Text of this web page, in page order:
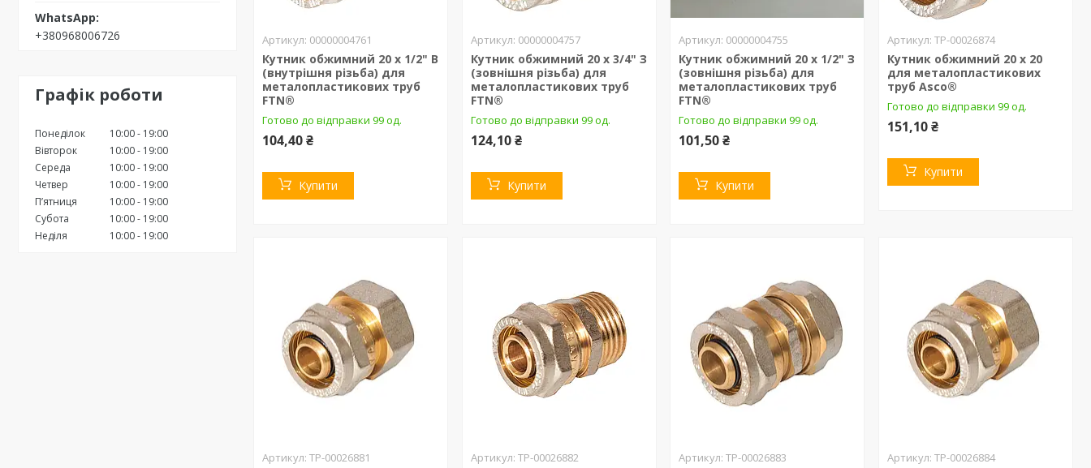
+380968006726
Графік роботи
Понеділок 10:00
19:00
Вівторок
10:00
19:00
Середа
10:00
19:00
Четвер
10:00
19:00
Пʼятниця
10:00
19:00
Субота
10:00
19:00
Неділя
10:00 19:00
00000004761
Кутник обжимний 20 х 1/2" В
(внутрішня різьба) для
металопластикових труб
FTN®
Готово до відправки 99 од.
104,40 ₴
Купити
00000004757
Кутник обжимний 20 х 3/4" З
(зовнішня різьба) для
металопластикових труб
FTN®
Готово до відправки 99 од.
124,10 ₴
Купити
00000004755
Кутник обжимний 20 х 1/2" З
(зовнішня різьба) для
металопластикових труб
FTN®
Готово до відправки 99 од.
101,50 ₴
Купити
ТР-00026874
Кутник обжимний 20 х 20
для металопластикових
труб Asco®
Готово до відправки 99 од.
151,10 ₴
Купити
ТР-00026881 ТР-00026882 ТР-00026883 ТР-00026884